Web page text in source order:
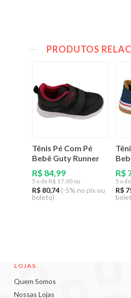
PRODUTOS
Tênis Pé Com Pé
Bebê Guty Runner
R$ 84,99
5 x de R$ 17,00 ou
R$ 80,74 (-5% no pix ou
boleto)
R$
5 x de
R$
LOJAS
Quem Somos
Nossas Lojas